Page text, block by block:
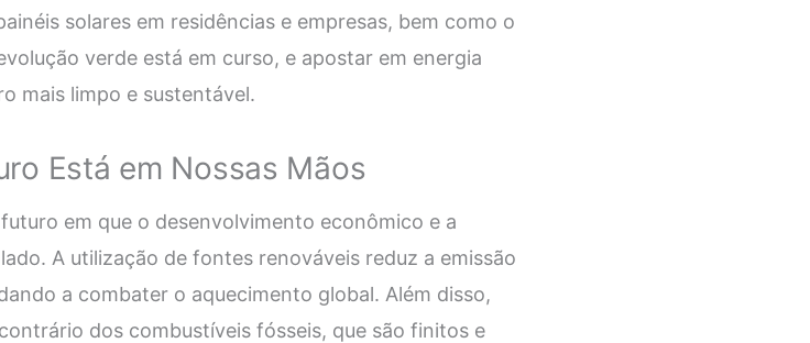
solares em residências e empresas, bem como o
verde está em curso, e apostar em energia
mais limpo e sustentável.
Está em Nossas Mãos
em que o desenvolvimento econômico e a
A utilização de fontes renováveis reduz a emissão
a combater o aquecimento global. Além disso,
dos combustíveis fósseis, que são finitos e